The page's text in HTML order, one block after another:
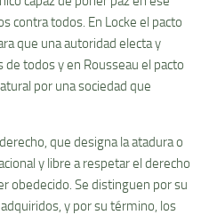
contra todos. En Locke el pacto
que una autoridad electa y
todos y en Rousseau el pacto
por una sociedad que
que designa la atadura o
y libre a respetar el derecho
obedecido. Se distinguen por su
y por su término, los